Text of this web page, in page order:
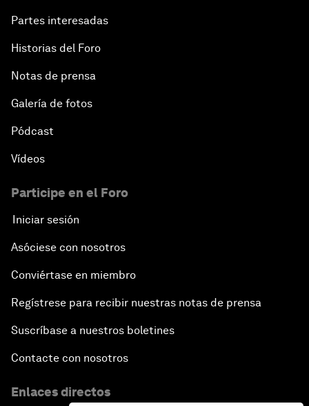
Partes interesadas
Historias del Foro
Notas de prensa
Galería de fotos
Pódcast
Vídeos
Participe en el Foro
Iniciar sesión
Asóciese con nosotros
Conviértase en miembro
Regístrese para recibir nuestras notas de prensa
Suscríbase a nuestros boletines
Contacte con nosotros
Enlaces directos